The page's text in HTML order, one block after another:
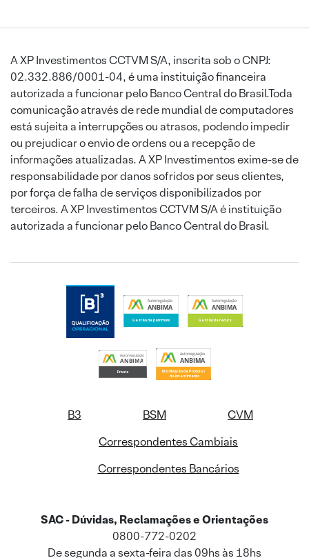
A XP Investimentos CCTVM S/A, inscrita sob o CNPJ:
02.332.886/0001-04, é uma instituição financeira
autorizada a funcionar pelo Banco Central do Brasil.Toda
comunicação através de rede mundial de computadores
está sujeita a interrupções ou atrasos, podendo impedir
ou prejudicar o envio de ordens ou a recepção de
informações atualizadas. A XP Investimentos exime-se de
responsabilidade por danos sofridos por seus clientes,
por força de falha de serviços disponibilizados por
terceiros. A XP Investimentos CCTVM S/A é instituição
autorizada a funcionar pelo Banco Central do Brasil.
B3 BSM
CVM
Correspondentes Cambiais
Correspondentes Bancários
SAC - Dúvidas, Reclamações e Orientações
0800-772-0202
De segunda a sexta-feira das 09hs às 18hs